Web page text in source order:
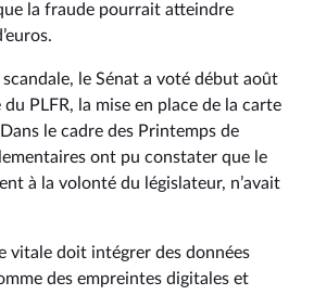
la fraude pourrait atteindre
le Sénat a voté début août
PLFR, la mise en place de la carte
le cadre des Printemps de
ont pu constater que le
à la volonté du législateur, n’avait
vitale doit intégrer des données
des empreintes digitales et